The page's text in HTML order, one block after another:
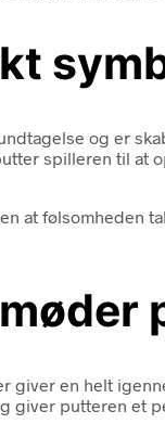
og er
spilleren til at
at følsomheden
giver en helt
giver putteren et